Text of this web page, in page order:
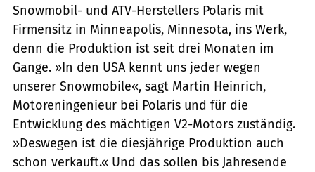
Snowmobil- und ATV-Herstellers Polaris mit
Firmensitz in Minneapolis, Minnesota, ins Werk,
denn die Produktion ist seit drei Monaten im
Gange. »In den USA kennt uns jeder wegen
unserer Snowmobile«, sagt Martin Heinrich,
Motoreningenieur bei Polaris und für die
Entwicklung des mächtigen V2-Motors zuständig.
»Deswegen ist die diesjährige Produktion auch
schon verkauft.« Und das sollen bis Jahresende